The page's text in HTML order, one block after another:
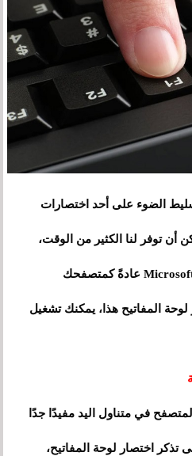
الضوء على أحد اختصارات
أن توفر لنا الكثير من الوقت،
خاصة إذا كنت تستخدم Microsoft Edge عادةً كمتصفحك
المفاتيح هذا، يمكنك تشغيل
في متناول اليد مفيدًا جدًا
تذكر اختصار لوحة المفاتيح،